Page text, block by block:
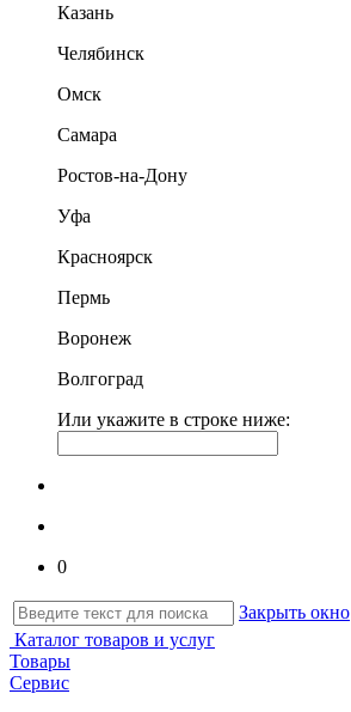
Казань
Челябинск
Омск
Самара
Ростов-на-Дону
Уфа
Красноярск
Пермь
Воронеж
Волгоград
Или укажите в строке ниже:
0
Закрыть окно
Каталог товаров и услуг
Товары
Сервис